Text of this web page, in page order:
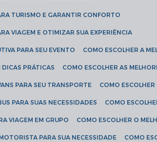
TURISMO E GARANTIR CONFORTO
VIAGEM E OTIMIZAR SUA EXPERIÊNCIA
PARA SEU EVENTO COMO ESCOLHER A
DICAS PRÁTICAS COMO ESCOLHER AS
PARA SEU TRANSPORTE COMO
PARA SUAS NECESSIDADES COMO
VIAGEM EM GRUPO COMO ESCOLHER O
PARA SUA NECESSIDADE COMO